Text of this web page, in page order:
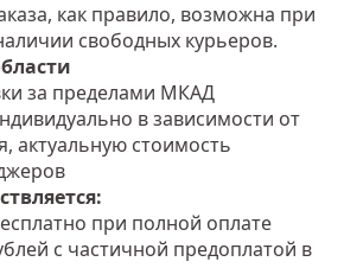
как правило, возможна при
свободных курьеров.
за пределами МКАД
в зависимости от
актуальную стоимость
при полной оплате
с частичной предоплатой в